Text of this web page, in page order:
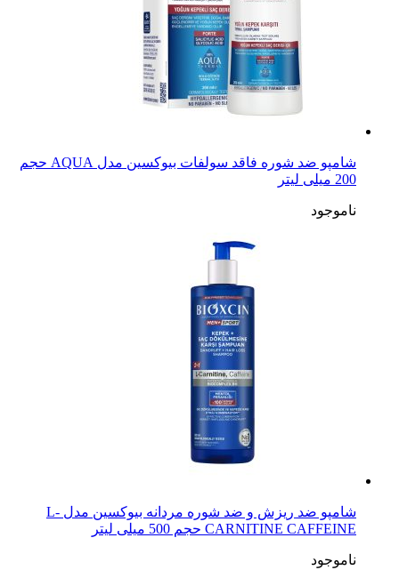
شامپو ضد شوره فاقد سولفات بیوکسین مدل AQUA حجم
200 میلی لیتر
ناموجود
شامپو ضد ریزش و ضد شوره مردانه بیوکسین مدل L-
CARNITINE CAFFEINE حجم 500 میلی لیتر
ناموجود